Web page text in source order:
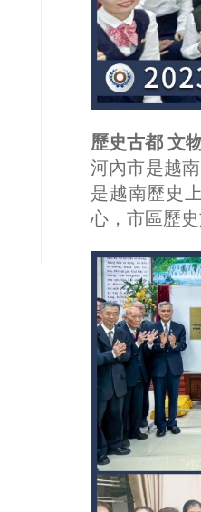
歷史古都 文
河內市是越
是越南歷史
心，市區歷